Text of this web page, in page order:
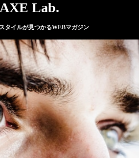
AXE Lab.
タイルが見つかるWEBマガジン